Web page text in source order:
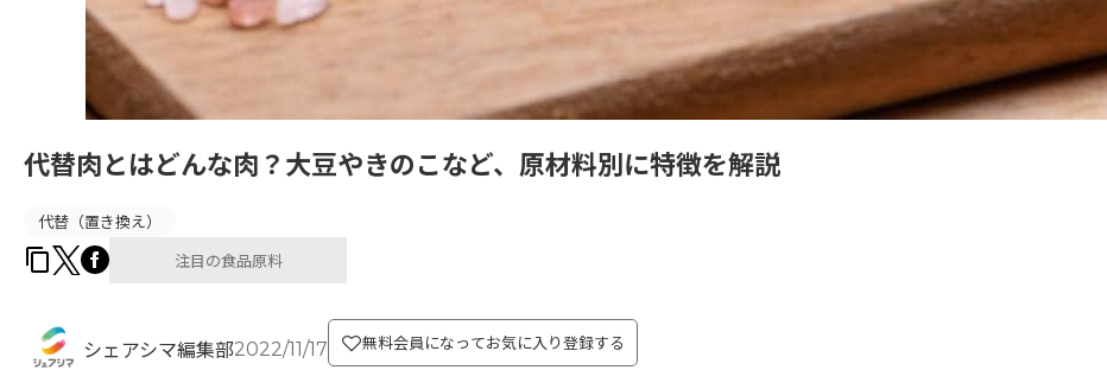
代替肉とはどんな肉？大豆やきのこなど、原材料別に特徴を解説
代替（置き換え）
注目の食品原料
シェアシマ編集部2022/11/17 無料会員になってお気に入り登録する